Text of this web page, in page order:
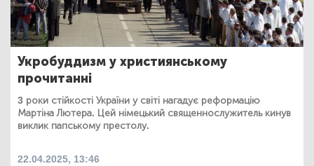
Укробуддизм у християнському
прочитанні
3 роки стійкості України у світі нагадує реформацію
Мартіна Лютера. Цей німецький священнослужитель кинув
виклик папському престолу.
22.04.2025, 13:46